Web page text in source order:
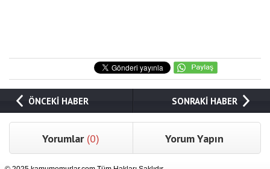
ÖNCEKİ HABER SONRAKİ HABER
Yorumlar (0) Yorum Yapın